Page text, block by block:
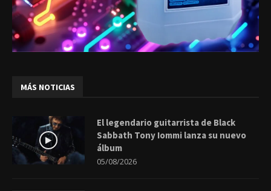
MÁS NOTICIAS
El legendario guitarrista de Black
Sabbath Tony Iommi lanza su nuevo
álbum
05/08/2026